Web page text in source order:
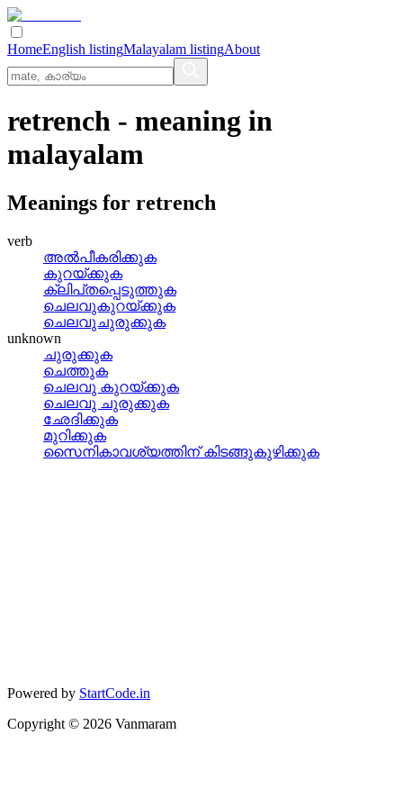
HomeEnglish listingMalayalam listingAbout
retrench - meaning in
malayalam
Meanings for retrench
verb
അല്‍പീകരിക്കുക
കുറയ്‌ക്കുക
ക്ലിപ്‌തപ്പെടുത്തുക
ചെലവുകുറയ്‌ക്കുക
ചെലവുചുരുക്കുക
unknown
ചുരുക്കുക
ചെത്തുക
ചെലവു കുറയ്ക്കുക
ചെലവു ചുരുക്കുക
ഛേദിക്കുക
മുറിക്കുക
സൈനികാവശ്യത്തിന് കിടങ്ങുകുഴിക്കുക
Powered by StartCode.in
Copyright © 2026 Vanmaram